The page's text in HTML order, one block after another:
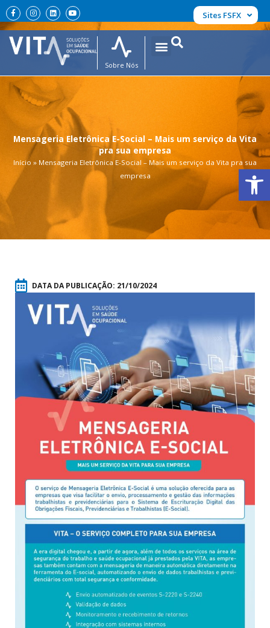
Abrir
para
o
conteúdo
F
a
c
e
b
o
o
f
I
n
s
t
a
L
i
n
k
e
d
Y
o
u
t
u
b
e
Sites FSFX
Sobre Nós
Mensageria Eletrônica E-Social – Mais um serviço da Vita
pra sua empresa
Início » Mensageria Eletrônica E-Social – Mais um serviço da Vita pra sua
empresa
DATA DA PUBLICAÇÃO: 21/10/2024